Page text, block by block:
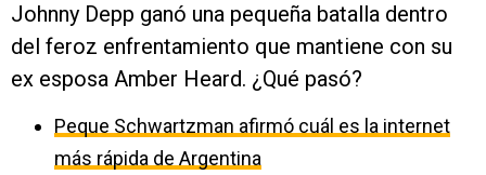
Johnny Depp ganó una pequeña batalla dentro
del feroz enfrentamiento que mantiene con su
ex esposa Amber Heard. ¿Qué pasó?
Peque Schwartzman afirmó cuál es la internet
más rápida de Argentina